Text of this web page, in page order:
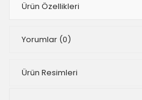
Ürün Özellikleri
Yorumlar (0)
Ürün Resimleri